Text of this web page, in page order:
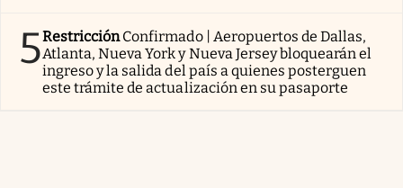
5RestricciónConfirmado | Aeropuertos de Dallas,
Atlanta, Nueva York y Nueva Jersey bloquearán el
ingreso y la salida del país a quienes posterguen
este trámite de actualización en su pasaporte